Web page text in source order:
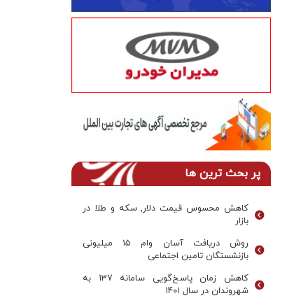
پر بحث ترین ها
کاهش محسوس قیمت دلار, سکه و طلا در
بازار
روش دریافت آسان وام ۱۵ میلیونی
بازنشستگان تامین اجتماعی
کاهش زمان پاسخ‌گویی سامانه 137 به
شهروندان در سال ۱۴۰۱